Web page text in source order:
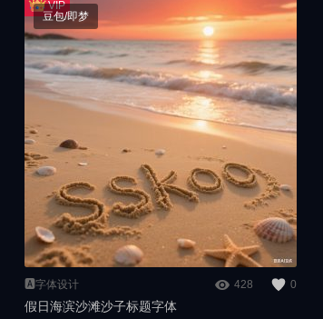
🅰️字体设计 428 0
假日海滨沙滩沙子标题字体
豆包/即梦